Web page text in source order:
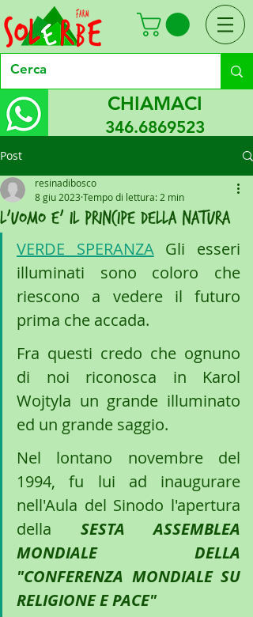
CHIAMACI
346.6869523
Post
l'uomo e' il principe della natura
resinadibosco
8 giu 2023 Tempo di lettura: 2 min
VERDE SPERANZA Gli esseri
illuminati sono coloro che
riescono a vedere il futuro
prima che accada.
Fra questi credo che ognuno
di noi riconosca in Karol
Wojtyla un grande illuminato
ed un grande saggio.
Nel lontano novembre del
1994, fu lui ad inaugurare
nell'Aula del Sinodo l'apertura
della SESTA ASSEMBLEA
MONDIALE DELLA
"CONFERENZA MONDIALE SU
RELIGIONE E PACE"